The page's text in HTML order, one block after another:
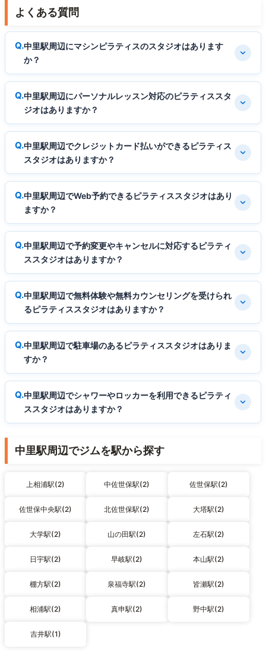
よくある質問
中里駅周辺にマシンピラティスのスタジオはあります
か？
中里駅周辺にパーソナルレッスン対応のピラティススタ
ジオはありますか？
中里駅周辺でクレジットカード払いができるピラティス
スタジオはありますか？
中里駅周辺でWeb予約できるピラティススタジオはあり
ますか？
中里駅周辺で予約変更やキャンセルに対応するピラティ
ススタジオはありますか？
中里駅周辺で無料体験や無料カウンセリングを受けられ
るピラティススタジオはありますか？
中里駅周辺で駐車場のあるピラティススタジオはありま
すか？
中里駅周辺でシャワーやロッカーを利用できるピラティ
ススタジオはありますか？
中里駅周辺でジムを駅から探す
上相浦駅(2) 中佐世保駅(2) 佐世保駅(2)
佐世保中央駅(2) 北佐世保駅(2) 大塔駅(2)
大学駅(2) 山の田駅(2) 左石駅(2)
日宇駅(2) 早岐駅(2) 本山駅(2)
棚方駅(2) 泉福寺駅(2) 皆瀬駅(2)
相浦駅(2) 真申駅(2) 野中駅(2)
吉井駅(1)